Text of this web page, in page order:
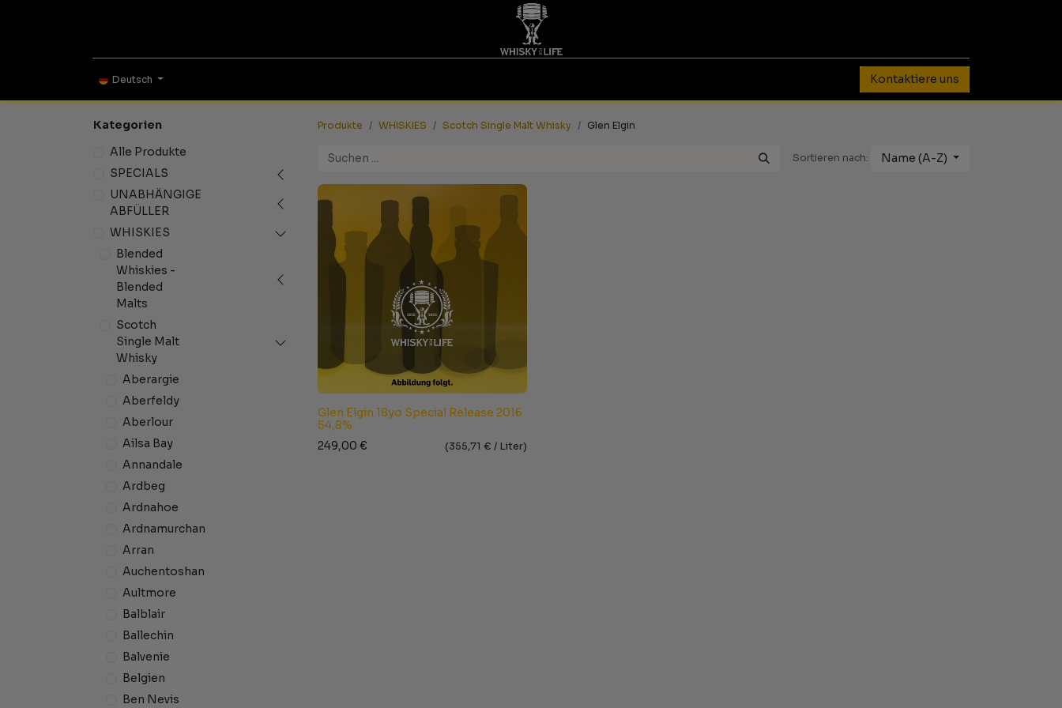
Deutsch Kontaktiere uns
Kategorien
Alle Produkte
SPECIALS
UNABHÄNGIGE
ABFÜLLER
WHISKIES
Blended
Whiskies -
Blended
Malts
Scotch
Single Malt
Whisky
Aberargie
Aberfeldy
Aberlour
Ailsa Bay
Annandale
Ardbeg
Ardnahoe
Ardnamurchan
Arran
Auchentoshan
Aultmore
Balblair
Ballechin
Balvenie
Belgien
Ben Nevis
Produkte WHISKIES Scotch Single Malt Whisky Glen Elgin
Sortieren nach: Name (A-Z)
Glen Elgin 18yo Special Release 2016
54,8%
249,00 € (355,71 € / Liter)